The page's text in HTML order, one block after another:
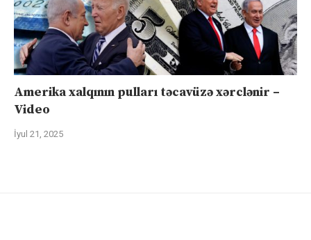
Amerika xalqının pulları təcavüzə xərclənir –
Video
İyul 21, 2025